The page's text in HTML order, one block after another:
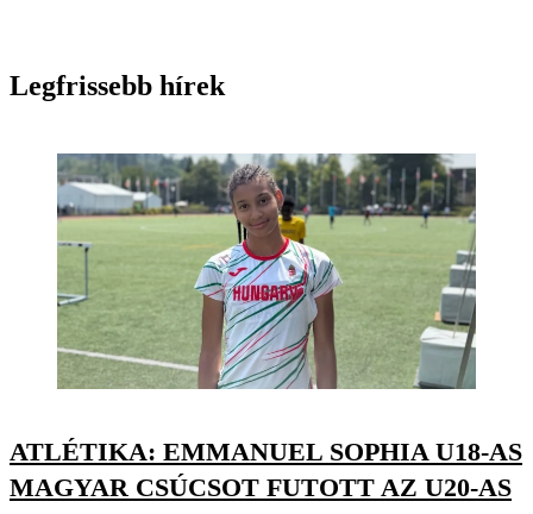
Legfrissebb hírek
ATLÉTIKA: EMMANUEL SOPHIA U18-AS
MAGYAR CSÚCSOT FUTOTT AZ U20-AS